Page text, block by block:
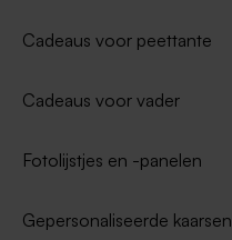
Cadeaus voor peettante
Cadeaus voor vader
Fotolijstjes en -panelen
Gepersonaliseerde kaarsen